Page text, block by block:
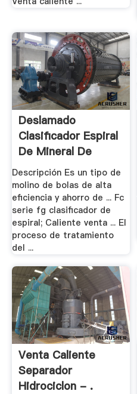
Deslamado
Clasificador Espiral
De Mineral De
Hierro
Descripción Es un tipo de
molino de bolas de alta
eficiencia y ahorro de ... Fc
serie fg clasificador de
espiral; Caliente venta ... El
proceso de tratamiento
del ...
Venta Caliente
Separador
Hidrociclon - .